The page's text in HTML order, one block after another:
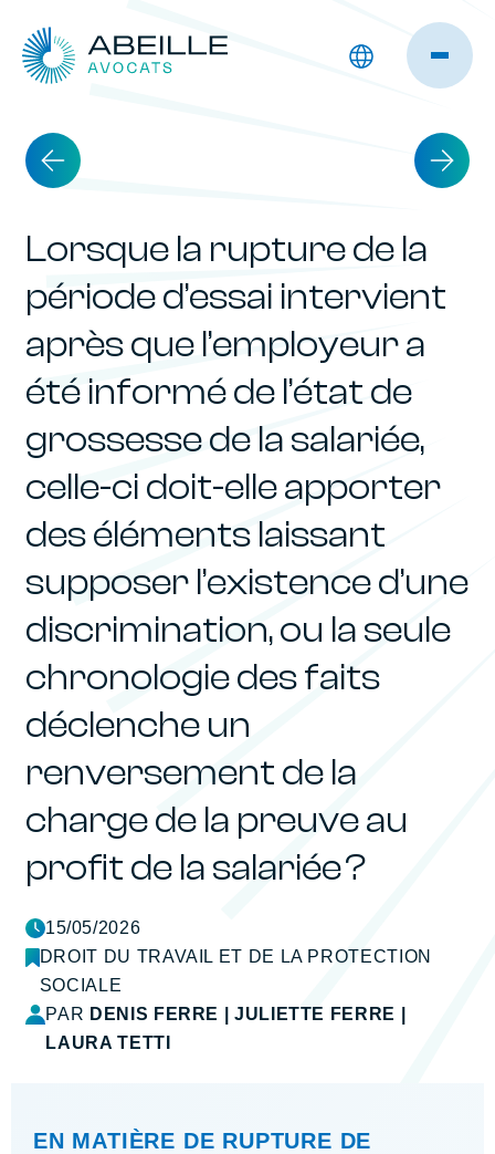
Lorsque la rupture de la
période d’essai intervient
après que l’employeur a
été informé de l’état de
grossesse de la salariée,
celle-ci doit-elle apporter
des éléments laissant
supposer l’existence d’une
discrimination, ou la seule
chronologie des faits
déclenche un
renversement de la
charge de la preuve au
profit de la salariée ?
15/05/2026
DROIT DU TRAVAIL ET DE LA PROTECTION
SOCIALE
PAR DENIS FERRE JULIETTE FERRE
LAURA TETTI
EN MATIÈRE DE RUPTURE DE